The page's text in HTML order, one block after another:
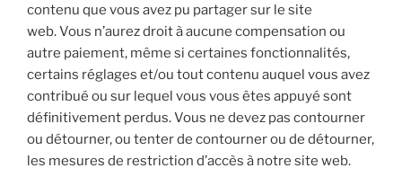
contenu que vous avez pu partager sur le site
web. Vous n’aurez droit à aucune compensation ou
autre paiement, même si certaines fonctionnalités,
certains réglages et/ou tout contenu auquel vous avez
contribué ou sur lequel vous vous êtes appuyé sont
définitivement perdus. Vous ne devez pas contourner
ou détourner, ou tenter de contourner ou de détourner,
les mesures de restriction d’accès à notre site web.